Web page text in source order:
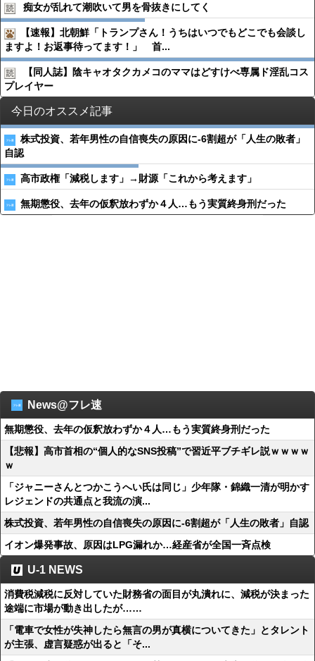
痴女が乱れて潮吹いて男を骨抜きにしてく
【速報】北朝鮮「トランプさん！うちはいつでもどこでも会談し
ますよ！お返事待ってます！」 首...
【同人誌】陰キャオタクカメコのママはどすけべ専属ド淫乱コス
プレイヤー
今日のオススメ記事
株式投資、若年男性の自信喪失の原因に-6割超が「人生の敗者」
自認
高市政権「減税します」→財源「これから考えます」
無期懲役、去年の仮釈放わずか４人…もう実質終身刑だった
News@フレ速
無期懲役、去年の仮釈放わずか４人…もう実質終身刑だった
【悲報】高市首相の“個人的なSNS投稿”で習近平ブチギレ説ｗｗｗｗ
ｗ
「ジャニーさんとつかこうへい氏は同じ」少年隊・錦織一清が明かす
レジェンドの共通点と我流の演...
株式投資、若年男性の自信喪失の原因に-6割超が「人生の敗者」自認
イオン爆発事故、原因はLPG漏れか…経産省が全国一斉点検
U-1 NEWS
消費税減税に反対していた財務省の面目が丸潰れに、減税が決まった
途端に市場が動き出したが……
「電車で女性が失神したら無言の男が真横についてきた」とタレント
が主張、虚言疑惑が出ると「そ...